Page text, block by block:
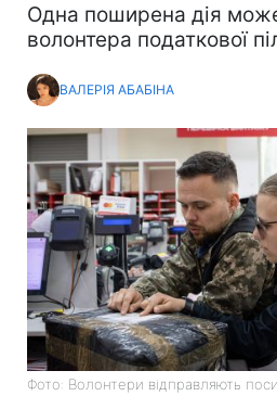
Одна поширена дія
волонтера податкової
ВАЛЕРІЯ АБАБІНА
Фото: Волонтери відправляють